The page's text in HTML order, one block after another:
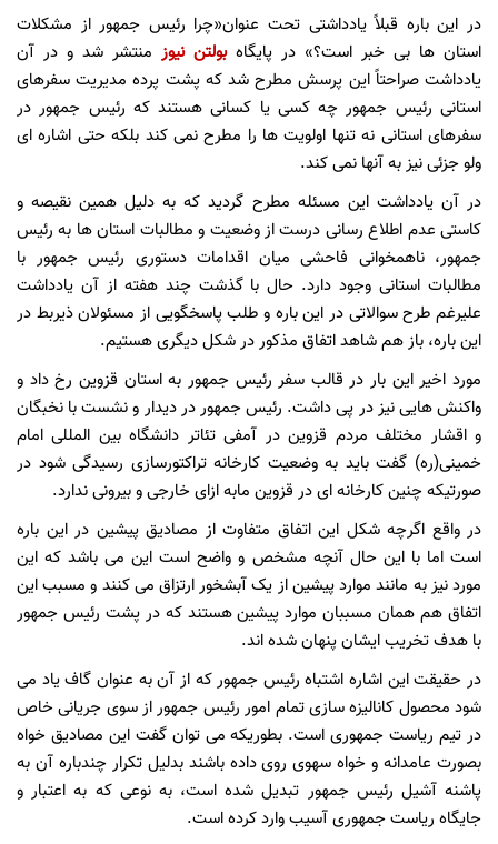
در این باره قبلاً یادداشتی تحت عنوان«چرا رئیس جمهور از مشکلات
استان ها بی خبر است؟» در پایگاهبولتن نیوز منتشر شد و در آن
یادداشت صراحتاً این پرسش مطرح شد که پشت پرده مدیریت سفرهای
استانی رئیس جمهور چه کسی یا کسانی هستند که رئیس جمهور در
سفرهای استانی نه تنها اولویت ها را مطرح نمی کند بلکه حتی اشاره ای
ولو جزئی نیز به آنها نمی کند.
در آن یادداشت این مسئله مطرح گردید که به دلیل همین نقیصه و
کاستی عدم اطلاع رسانی درست از وضعیت و مطالبات استان ها به رئیس
جمهور، ناهمخوانی فاحشی میان اقدامات دستوری رئیس جمهور با
مطالبات استانی وجود دارد. حال با گذشت چند هفته از آن یادداشت
علیرغم طرح سوالاتی در این باره و طلب پاسخگویی از مسئولان ذیربط در
این باره، باز هم شاهد اتفاق مذکور در شکل دیگری هستیم.
مورد اخیر این بار در قالب سفر رئیس جمهور به استان قزوین رخ داد و
واکنش هایی نیز در پی داشت. رئیس جمهور در دیدار و نشست با نخبگان
و اقشار مختلف مردم قزوین در آمفی تئاتر دانشگاه بین المللی امام
خمینی(ره) گفت باید به وضعیت کارخانه تراکتورسازی رسیدگی شود در
صورتیکه چنین کارخانه ای در قزوین مابه ازای خارجی و بیرونی ندارد.
در واقع اگرچه شکل این اتفاق متفاوت از مصادیق پیشین در این باره
است اما با این حال آنچه مشخص و واضح است این می باشد که این
مورد نیز به مانند موارد پیشین از یک آبشخور ارتزاق می کنند و مسبب این
اتفاق هم همان مسببان موارد پیشین هستند که در پشت رئیس جمهور
با هدف تخریب ایشان پنهان شده اند.
در حقیقت این اشاره اشتباه رئیس جمهور که از آن به عنوان گاف یاد می
شود محصول کانالیزه سازی تمام امور رئیس جمهور از سوی جریانی خاص
در تیم ریاست جمهوری است. بطوریکه می توان گفت این مصادیق خواه
بصورت عامدانه و خواه سهوی روی داده باشند بدلیل تکرار چندباره آن به
پاشنه آشیل رئیس جمهور تبدیل شده است، به نوعی که به اعتبار و
جایگاه ریاست جمهوری آسیب وارد کرده است.